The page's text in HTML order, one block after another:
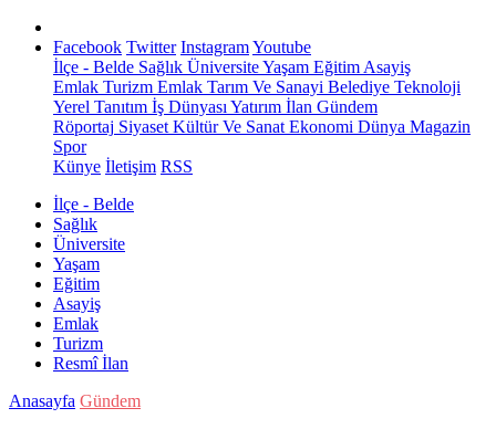
Facebook Twitter InstagramYoutube
İlçe - Belde Sağlık ÜniversiteYaşam Eğitim Asayiş
Emlak Turizm Emlak Tarım Ve Sanayi Belediye Teknoloji
Yerel Tanıtım İş Dünyası Yatırım İlan Gündem
Röportaj Siyaset Kültür Ve Sanat Ekonomi Dünya Magazin
Spor
Künye İletişim RSS
İlçe - Belde
Sağlık
Üniversite
Yaşam
Eğitim
Asayiş
Emlak
Turizm
Resmî İlan
Anasayfa Gündem